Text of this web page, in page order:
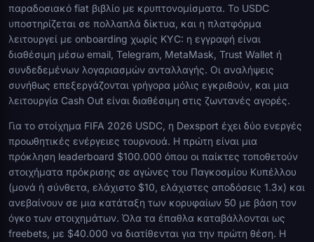
παραδοσιακό fiat βιβλίο με κρυπτονομίσματα. Το USDC
υποστηρίζεται σε πολλαπλά δίκτυα, και η πλατφόρμα
λειτουργεί με onboarding χωρίς KYC: η εγγραφή είναι
διαθέσιμη μέσω email, Telegram, MetaMask, Trust Wallet ή
συνδεδεμένων λογαριασμών ανταλλαγής. Οι αναλήψεις
συνήθως επεξεργάζονται γρήγορα μόλις εγκριθούν, και μια
λειτουργία Cash Out είναι διαθέσιμη στις ζωντανές αγορές.
Για το στοίχημα FIFA 2026 USDC, η Dexsport έχει δύο ενεργές
προωθητικές ενέργειες τουρνουά. Η πρώτη είναι μια
πρόκληση leaderboard $100.000 όπου οι παίκτες τοποθετούν
στοιχήματα πρόκρισης σε αγώνες του Παγκοσμίου Κυπέλλου
(μονά ή σύνθετα, ελάχιστο $10, ελάχιστες αποδόσεις 1.3x) και
ανεβαίνουν σε μια κατάταξη των κορυφαίων 50 με βάση τον
όγκο των στοιχημάτων. Όλα τα έπαθλα καταβάλλονται ως
freebets, με $40.000 να διατίθενται για την πρώτη θέση. Η